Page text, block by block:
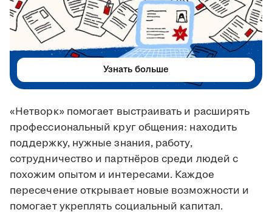
«Нетворк» помогает выстраивать и расширять
профессиональный круг общения: находить
поддержку, нужные знания, работу,
сотрудничество и партнёров среди людей с
похожим опытом и интересами. Каждое
пересечение открывает новые возможности и
помогает укреплять социальный капитал.
Узнать больше